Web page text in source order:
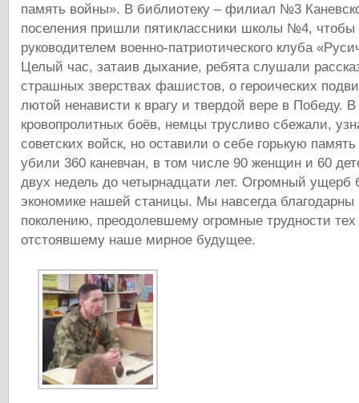
память войны». В библиотеку – филиал №3
поселения пришли пятиклассники школы №4, чтобы
руководителем военно-патриотического клуба
Целый час, затаив дыхание, ребята слушали
страшных зверствах фашистов, о героических
лютой ненависти к врагу и твердой вере в Победу.
кровопролитных боёв, немцы трусливо сбежали,
советских войск, но оставили о себе горькую
убили 360 каневчан, в том числе 90 женщин и 60
двух недель до четырнадцати лет. Огромный ущерб
экономике нашей станицы. Мы навсегда благодарны
поколению, преодолевшему огромные трудности тех
отстоявшему наше мирное будущее.